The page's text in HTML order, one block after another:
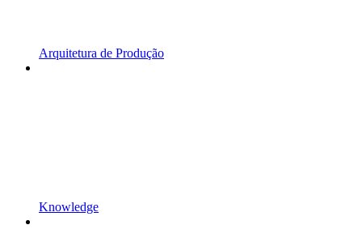
Arquitetura de Produção
Knowledge